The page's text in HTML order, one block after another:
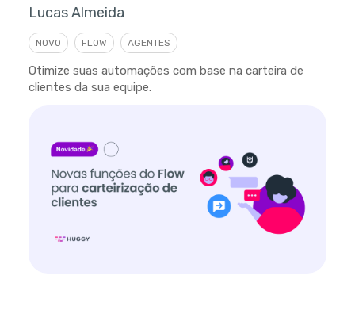
Lucas Almeida
NOVO FLOW AGENTES
Otimize suas automações com base na carteira de
clientes da sua equipe.